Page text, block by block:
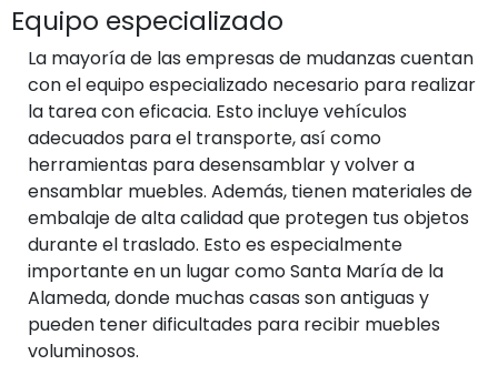
Equipo especializado
La mayoría de las empresas de mudanzas cuentan
con el equipo especializado necesario para realizar
la tarea con eficacia. Esto incluye vehículos
adecuados para el transporte, así como
herramientas para desensamblar y volver a
ensamblar muebles. Además, tienen materiales de
embalaje de alta calidad que protegen tus objetos
durante el traslado. Esto es especialmente
importante en un lugar como Santa María de la
Alameda, donde muchas casas son antiguas y
pueden tener dificultades para recibir muebles
voluminosos.